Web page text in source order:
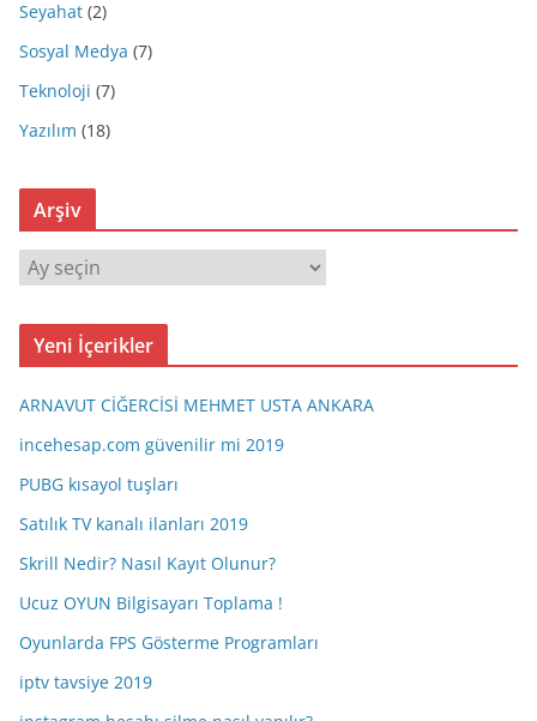
Seyahat (2)
Sosyal Medya (7)
Teknoloji (7)
Yazılım (18)
Arşiv
r
ş
Yeni İçerikler
ARNAVUT CİĞERCİSİ MEHMET USTA ANKARA
incehesap.com güvenilir mi 2019
PUBG kısayol tuşları
Satılık TV kanalı ilanları 2019
Skrill Nedir? Nasıl Kayıt Olunur?
Ucuz OYUN Bilgisayarı Toplama !
Oyunlarda FPS Gösterme Programları
iptv tavsiye 2019